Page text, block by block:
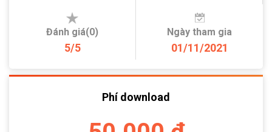
Đánh giá(0)
5/5
Ngày tham gia
01/11/2021
Phí download